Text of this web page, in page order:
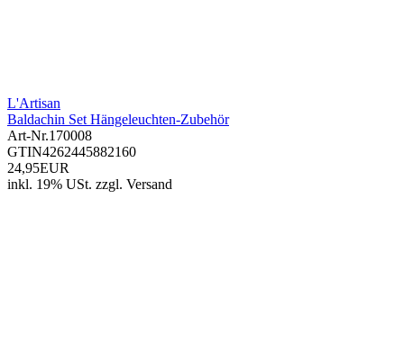
L'Artisan
Baldachin Set Hängeleuchten-Zubehör
Art-Nr.170008
GTIN4262445882160
24,95EUR
inkl. 19% USt. zzgl. Versand